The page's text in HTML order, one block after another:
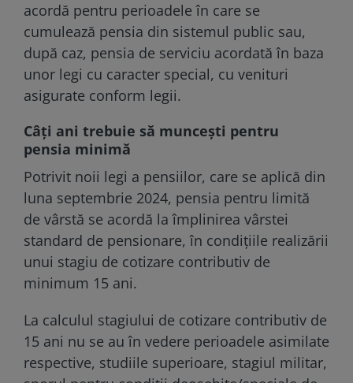
acordă pentru perioadele în care se
cumulează pensia din sistemul public sau,
după caz, pensia de serviciu acordată în baza
unor legi cu caracter special, cu venituri
asigurate conform legii.
Câți ani trebuie să muncești pentru
pensia minimă
Potrivit noii legi a pensiilor, care se aplică din
luna septembrie 2024, pensia pentru limită
de vârstă se acordă la împlinirea vârstei
standard de pensionare, în condițiile realizării
unui stagiu de cotizare contributiv de
minimum 15 ani.
La calculul stagiului de cotizare contributiv de
15 ani nu se au în vedere perioadele asimilate
respective, studiile superioare, stagiul militar,